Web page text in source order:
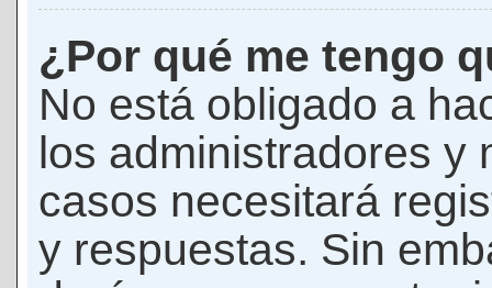
¿Por qué me tengo
No está obligado a
los administradores y
casos necesitará
y respuestas. Sin